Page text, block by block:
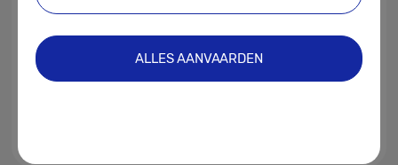
Samsung stelt nieuwe AI-
ALLES AANVAARDEN